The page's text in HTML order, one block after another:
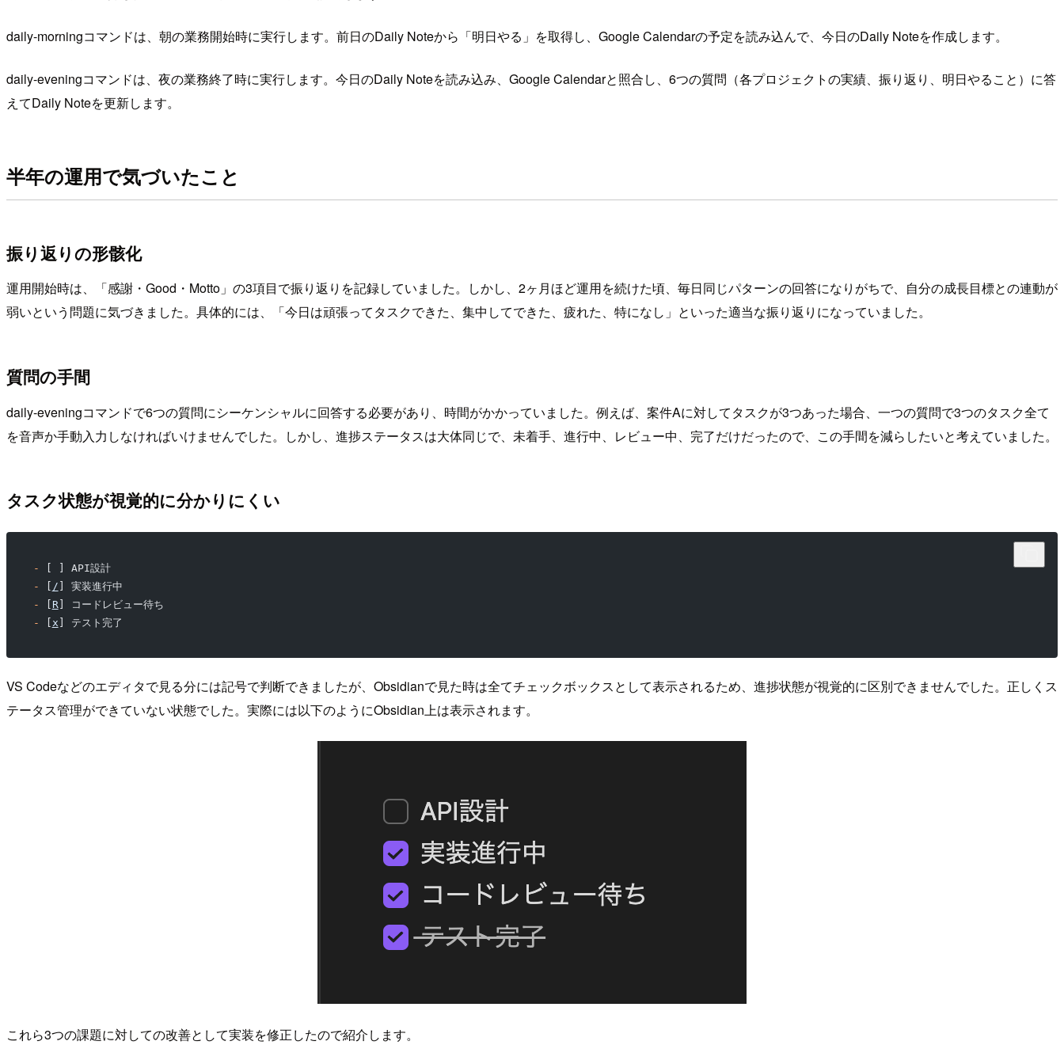
daily-morningコマンドは、朝の業務開始時に実行します。前日のDaily Noteから「明日やる」を取得し、Google Calendarの予定を読み込んで、今日のDaily Noteを作成します。
daily-eveningコマンドは、夜の業務終了時に実行します。今日のDaily Noteを読み込み、Google Calendarと照合し、6つの質問（各プロジェクトの実績、振り返り、明日やること）に答
えてDaily Noteを更新します。
半年の運用で気づいたこと
振り返りの形骸化
運用開始時は、「感謝・Good・Motto」の3項目で振り返りを記録していました。しかし、2ヶ月ほど運用を続けた頃、毎日同じパターンの回答になりがちで、自分の成長目標との連動が
弱いという問題に気づきました。具体的には、「今日は頑張ってタスクできた、集中してできた、疲れた、特になし」といった適当な振り返りになっていました。
質問の手間
daily-eveningコマンドで6つの質問にシーケンシャルに回答する必要があり、時間がかかっていました。例えば、案件Aに対してタスクが3つあった場合、一つの質問で3つのタスク全て
を音声か手動入力しなければいけませんでした。しかし、進捗ステータスは大体同じで、未着手、進行中、レビュー中、完了だけだったので、この手間を減らしたいと考えていました。
タスク状態が視覚的に分かりにくい
-
[ ] API設計
-
/ ] 実装進行中
-
R ] コードレビュー待ち
-
x ] テスト完了
VS Codeなどのエディタで見る分には記号で判断できましたが、Obsidianで見た時は全てチェックボックスとして表示されるため、進捗状態が視覚的に区別できませんでした。正しくス
テータス管理ができていない状態でした。実際には以下のようにObsidian上は表示されます。
これら3つの課題に対しての改善として実装を修正したので紹介します。